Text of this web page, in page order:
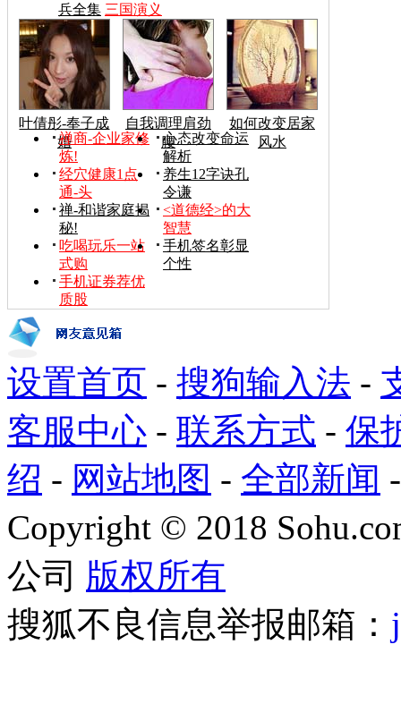
兵全集 三国演义
叶倩彤-奉子成
婚
自我调理肩劲
腰
如何改变居家
风水
禅商-企业家修
炼!
心态改变命运
解析
经穴健康1点
通-头
养生12字诀孔
令谦
禅-和谐家庭揭
秘!
<道德经>的大
智慧
吃喝玩乐一站
式购
手机签名彰显
个性
手机证券荐优
质股
设置首页 - 搜狗输入法 -
客服中心 - 联系方式 - 保
绍 - 网站地图 - 全部新闻
Copyright © 2018
公司 版权所有
搜狐不良信息举报邮箱：